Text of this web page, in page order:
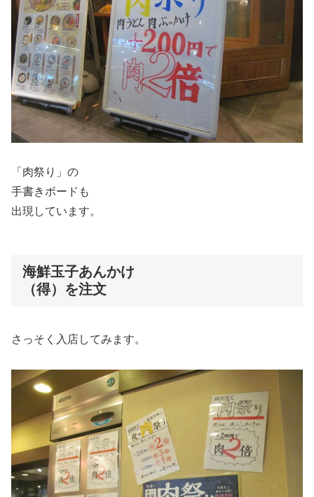
「肉祭り」の
手書きボードも
出現しています。
海鮮玉子あんかけ
（得）を注文
さっそく入店してみます。